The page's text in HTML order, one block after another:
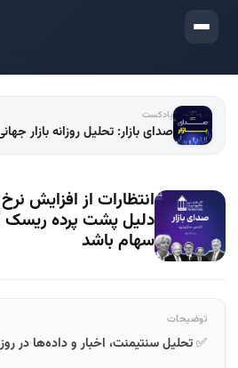
ورود
پادکست
صدای بازار: تحلیل روزانه بازار
انتظارات از افزایش
دلیل پشت پرده ریسک
سهام باشد
توضیحات
✅تحلیل سنتیمنت، اخبار و داده‌ها در